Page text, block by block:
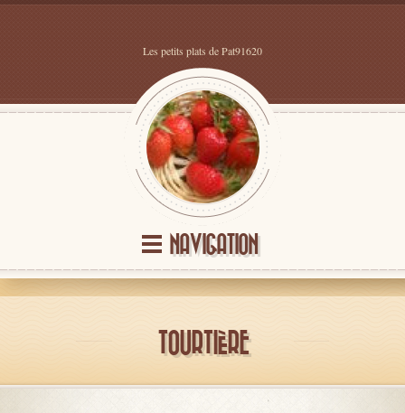
Les petits plats de Pat91620
NAVIGATION
TOURTIÈRE